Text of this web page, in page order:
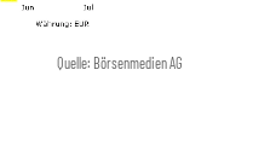
Quelle: Börsenmedien AG